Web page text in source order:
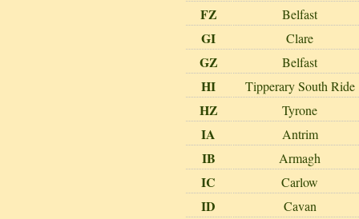
FZ Belfast
GI Clare
GZ Belfast
HI Tipperary South Ride
HZ Tyrone
IA Antrim
IB Armagh
IC Carlow
ID Cavan